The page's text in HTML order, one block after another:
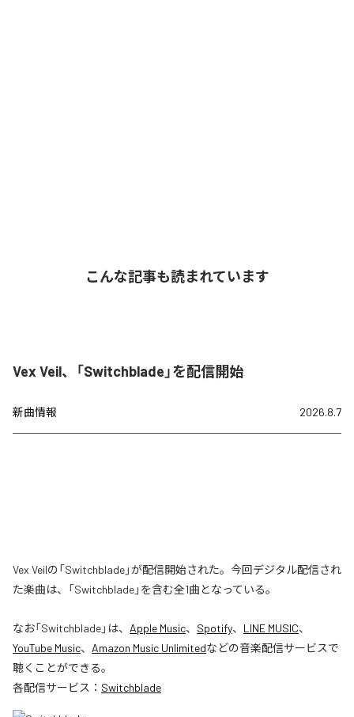
こんな記事も読まれています
Vex Veil、「Switchblade」を配信開始
新曲情報 2026.8.7
Vex Veilの「Switchblade」が配信開始された。今回デジタル配信され
た楽曲は、「Switchblade」を含む全1曲となっている。
なお「Switchblade」は、 Apple Music、 Spotify、 LINE MUSIC、
YouTube Music、 Amazon Music Unlimitedなどの音楽配信サービスで
聴くことができる。
各配信サービス： Switchblade